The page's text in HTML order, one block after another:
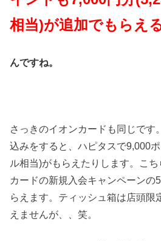
相当)が追加でもらえ
んですね。
さっきのイオンカードも同じです
込みをすると、ハピタスで9,000
ル相当)がもらえたりします。こ
カードの新規入会キャンペーンの
らえます。ティッシュ箱は店頭限
えませんが、、笑。